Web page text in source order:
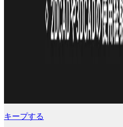
キープする